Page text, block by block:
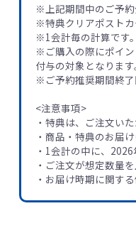
※上記期間中のご予約
※特典クリアポストカ
※1会計毎の計算です
※ご購入の際にポイ
付与の対象となります
※ご予約推奨期間終了
<注意事項>
・特典は、ご注文い
・商品・特典のお届
・1会計の中に、
・ご注文が想定数量
・お届け時期に関す